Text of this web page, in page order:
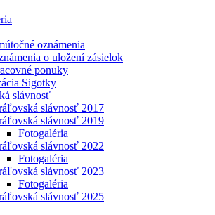
oznámenia
o uložení zásielok
ponuky
Sigotky
slávnosť
slávnosť 2017
slávnosť 2019
Fotogaléria
slávnosť 2022
Fotogaléria
slávnosť 2023
Fotogaléria
slávnosť 2025